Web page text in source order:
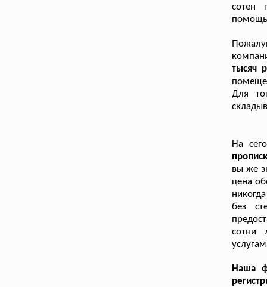
сотен
тысяч
Для
На
вы же
цена
без
сотни
Наша